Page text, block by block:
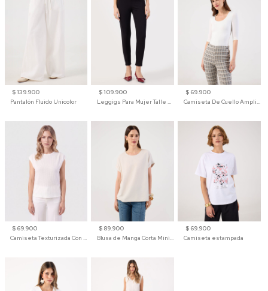
$ 139.900
Pantalón Fluido Unicolor
$ 109.900
$ 69.900
$ 69.900
$ 89.900
$ 69.900
Camiseta estampada